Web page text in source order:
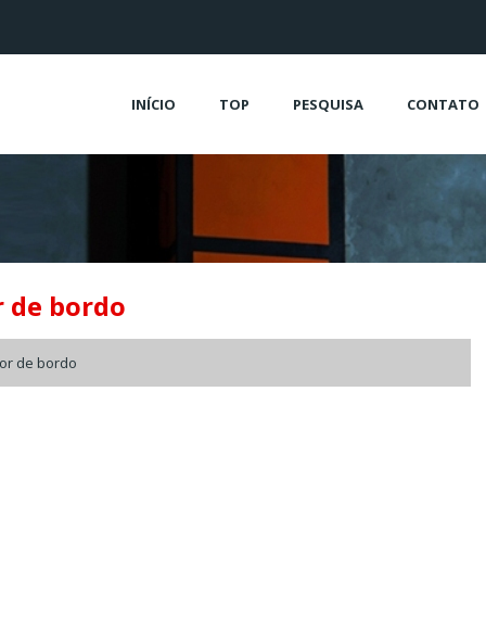
INÍCIO TOP PESQUISA CONTATO
de bordo
de bordo